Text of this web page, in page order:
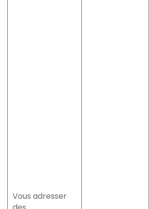
Vous adresser